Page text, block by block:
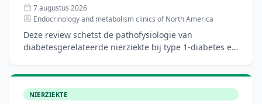
7 augustus 2026
Endocrinology and metabolism clinics of North America
Deze review schetst de pathofysiologie van
diabetesgerelateerde nierziekte bij type 1-diabetes en
NIERZIEKTE